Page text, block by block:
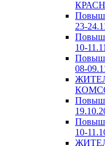
23-
10-
08-
10-